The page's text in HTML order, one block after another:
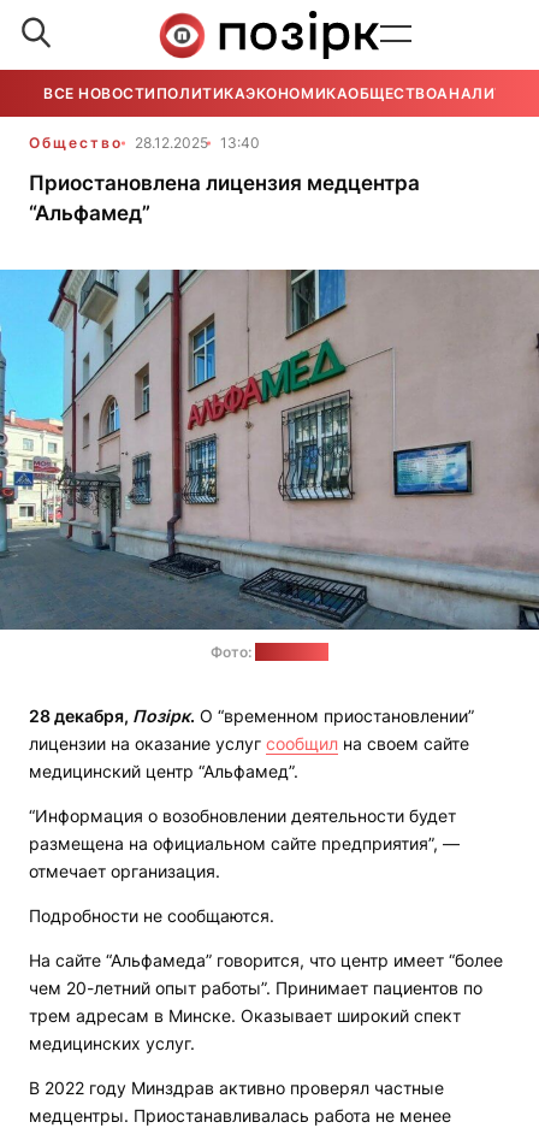
ВСЕ НОВОСТИ ПОЛИТИКАЭКОНОМИКАОБЩЕСТВОАНАЛИТИКА
Общество 28.12.2025 13:40
Приостановлена лицензия медцентра
“Альфамед”
Фото:
28 декабря, Позірк. О “временном приостановлении”
лицензии на оказание услуг сообщил на своем сайте
медицинский центр “Альфамед”.
“Информация о возобновлении деятельности будет
размещена на официальном сайте предприятия”, —
отмечает организация.
Подробности не сообщаются.
На сайте “Альфамеда” говорится, что центр имеет “более
чем 20-летний опыт работы”. Принимает пациентов по
трем адресам в Минске. Оказывает широкий спект
медицинских услуг.
В 2022 году Минздрав активно проверял частные
медцентры. Приостанавливалась работа не менее